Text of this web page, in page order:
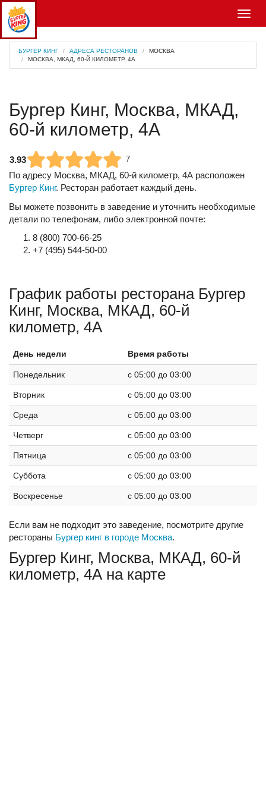
Меню
БУРГЕР КИНГ АДРЕСА РЕСТОРАНОВ
МОСКВА
МОСКВА, МКАД, 60-Й КИЛОМЕТР, 4А
Бургер Кинг, Москва, МКАД,
60-й километр, 4А
3.93 7
По адресу Москва, МКАД, 60-й километр, 4А расположен
Бургер Кинг. Ресторан работает каждый день.
Вы можете позвонить в заведение и уточнить необходимые
детали по телефонам, либо электронной почте:
8 (800) 700-66-25
+7 (495) 544-50-00
График работы ресторана Бургер
Кинг, Москва, МКАД, 60-й
километр, 4А
День недели Время работы
Понедельник c 05:00 до 03:00
Вторник c 05:00 до 03:00
Среда c 05:00 до 03:00
Четверг c 05:00 до 03:00
Пятница c 05:00 до 03:00
Суббота c 05:00 до 03:00
Воскресенье c 05:00 до 03:00
Если вам не подходит это заведение, посмотрите другие
рестораны Бургер кинг в городе Москва.
Бургер Кинг, Москва, МКАД, 60-й
километр, 4А на карте